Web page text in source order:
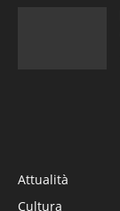
Attualità
Cultura